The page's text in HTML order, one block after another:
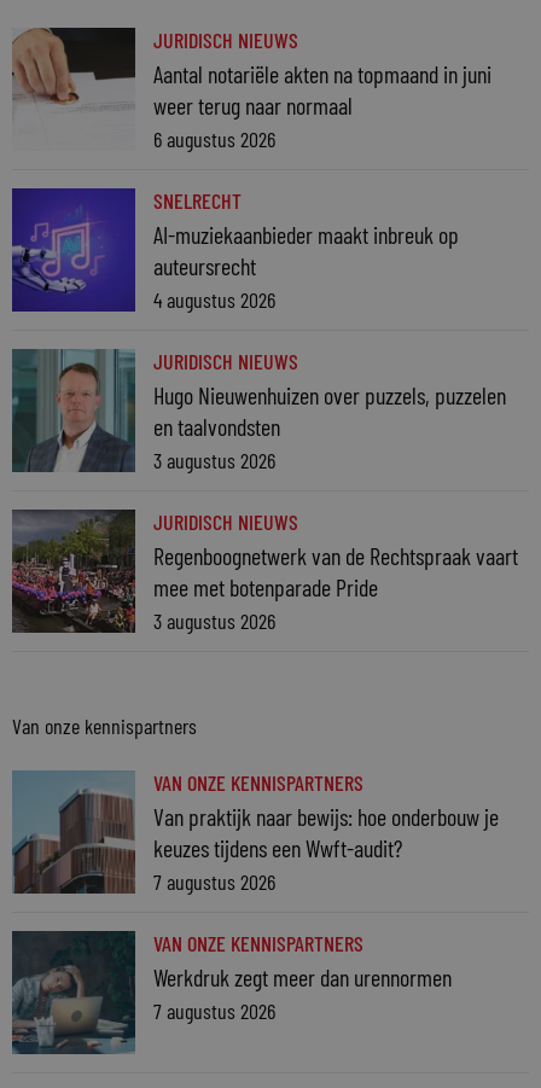
JURIDISCH NIEUWS
Aantal notariële akten na topmaand in juni
weer terug naar normaal
6 augustus 2026
SNELRECHT
AI-muziekaanbieder maakt inbreuk op
auteursrecht
4 augustus 2026
JURIDISCH NIEUWS
Hugo Nieuwenhuizen over puzzels, puzzelen
en taalvondsten
3 augustus 2026
JURIDISCH NIEUWS
Regenboognetwerk van de Rechtspraak vaart
mee met botenparade Pride
3 augustus 2026
Van onze kennispartners
VAN ONZE KENNISPARTNERS
Van praktijk naar bewijs: hoe onderbouw je
keuzes tijdens een Wwft-audit?
7 augustus 2026
VAN ONZE KENNISPARTNERS
Werkdruk zegt meer dan urennormen
7 augustus 2026